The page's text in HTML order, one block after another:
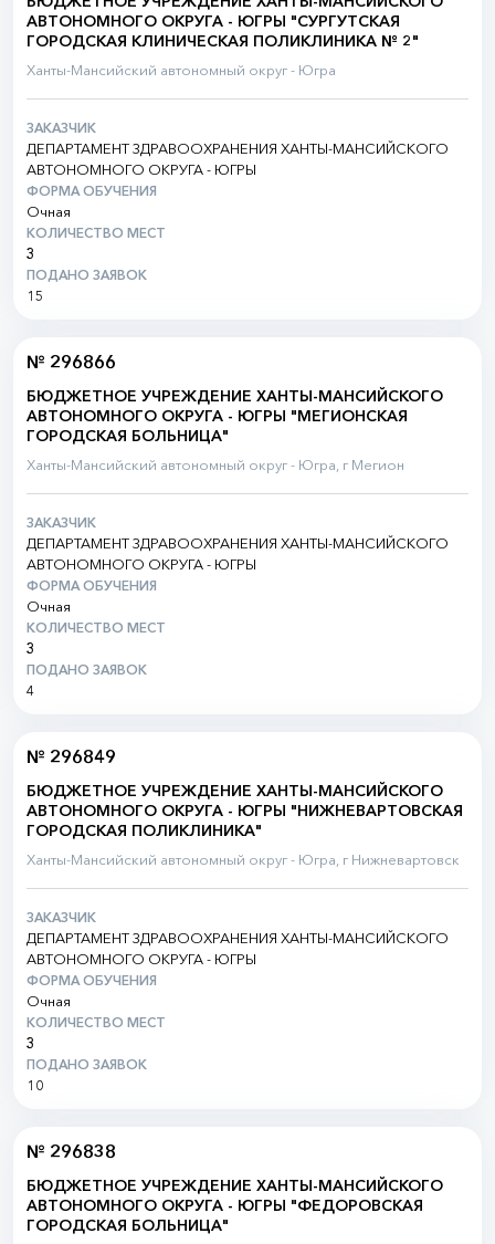
АВТОНОМНОГО ОКРУГА - ЮГРЫ "СУРГУТСКАЯ
ГОРОДСКАЯ КЛИНИЧЕСКАЯ ПОЛИКЛИНИКА № 2"
Ханты-Мансийский автономный округ - Югра
ЗАКАЗЧИК
ДЕПАРТАМЕНТ ЗДРАВООХРАНЕНИЯ ХАНТЫ-МАНСИЙСКОГО
АВТОНОМНОГО ОКРУГА - ЮГРЫ
ФОРМА ОБУЧЕНИЯ
Очная
КОЛИЧЕСТВО МЕСТ
3
ПОДАНО ЗАЯВОК
15
№ 296866
БЮДЖЕТНОЕ УЧРЕЖДЕНИЕ ХАНТЫ-МАНСИЙСКОГО
АВТОНОМНОГО ОКРУГА - ЮГРЫ "МЕГИОНСКАЯ
ГОРОДСКАЯ БОЛЬНИЦА"
Ханты-Мансийский автономный округ - Югра, г Мегион
ЗАКАЗЧИК
ДЕПАРТАМЕНТ ЗДРАВООХРАНЕНИЯ ХАНТЫ-МАНСИЙСКОГО
АВТОНОМНОГО ОКРУГА - ЮГРЫ
ФОРМА ОБУЧЕНИЯ
Очная
КОЛИЧЕСТВО МЕСТ
3
ПОДАНО ЗАЯВОК
4
№ 296849
БЮДЖЕТНОЕ УЧРЕЖДЕНИЕ ХАНТЫ-МАНСИЙСКОГО
АВТОНОМНОГО ОКРУГА - ЮГРЫ "НИЖНЕВАРТОВСКАЯ
ГОРОДСКАЯ ПОЛИКЛИНИКА"
Ханты-Мансийский автономный округ - Югра, г Нижневартовск
ЗАКАЗЧИК
ДЕПАРТАМЕНТ ЗДРАВООХРАНЕНИЯ ХАНТЫ-МАНСИЙСКОГО
АВТОНОМНОГО ОКРУГА - ЮГРЫ
ФОРМА ОБУЧЕНИЯ
Очная
КОЛИЧЕСТВО МЕСТ
3
ПОДАНО ЗАЯВОК
10
№ 296838
БЮДЖЕТНОЕ УЧРЕЖДЕНИЕ ХАНТЫ-МАНСИЙСКОГО
АВТОНОМНОГО ОКРУГА - ЮГРЫ "ФЕДОРОВСКАЯ
ГОРОДСКАЯ БОЛЬНИЦА"